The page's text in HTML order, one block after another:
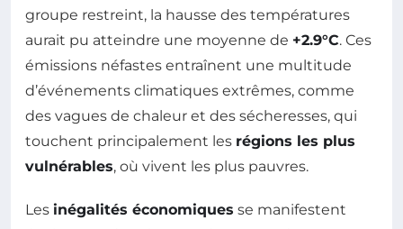
groupe restreint, la hausse des températures
aurait pu atteindre une moyenne de +2.9°C. Ces
émissions néfastes entraînent une multitude
d’événements climatiques extrêmes, comme
des vagues de chaleur et des sécheresses, qui
touchent principalement les régions les plus
vulnérables, où vivent les plus pauvres.
Les inégalités économiques se manifestent